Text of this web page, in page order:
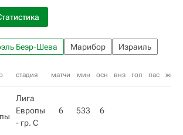
Беэр-Шева Марибор Израиль
стадия матчи мин осн внз гол пас жк
Лига
Европы
- гр. C
6 533 6